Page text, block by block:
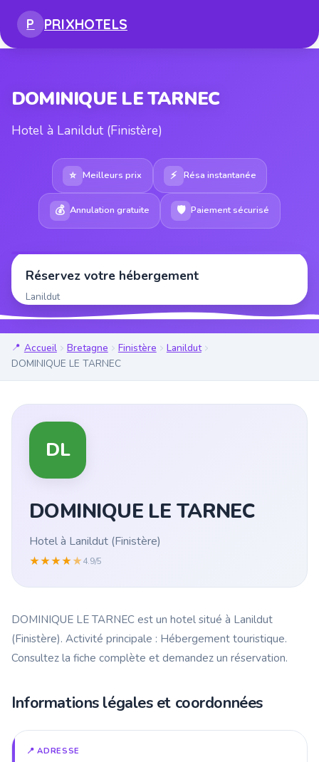
P PRIXHOTELS
DOMINIQUE LE TARNEC
Hotel à Lanildut (Finistère)
⭐ Meilleurs prix ⚡ Résa instantanée
💰 Annulation gratuite 🛡 Paiement sécurisé
Réservez votre hébergement
Lanildut
Accueil Bretagne Finistère
Lanildut
DOMINIQUE LE TARNEC
DL
DOMINIQUE LE TARNEC
Hotel à Lanildut (Finistère)
★★★★★4.9/5
DOMINIQUE LE TARNEC est un hotel situé à Lanildut
(Finistère). Activité principale : Hébergement touristique.
Consultez la fiche complète et demandez un réservation.
Informations légales et coordonnées
📍 ADRESSE